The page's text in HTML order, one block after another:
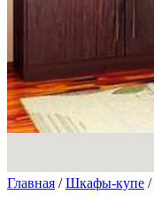
Главная /Шкафы-купе /